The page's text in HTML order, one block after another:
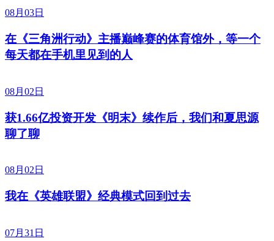
08月03日
在《三角洲行动》主播巅峰赛的体育馆外，等一个
每天都在手机里见到的人
08月02日
获1.66亿投资开发《明末》续作后，我们和夏思源
聊了聊
08月02日
我在《英雄联盟》经典模式回到过去
07月31日